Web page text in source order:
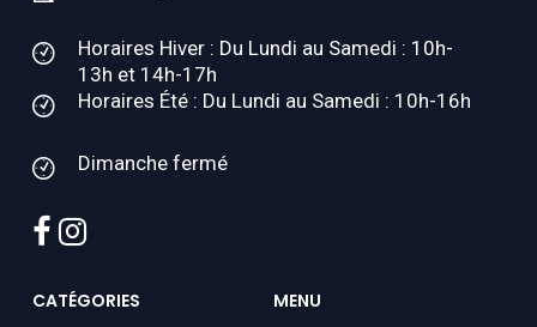
Horaires Hiver : Du Lundi au Samedi : 10h-
13h et 14h-17h
Horaires Été : Du Lundi au Samedi : 10h-16h
Dimanche fermé
facebook
instagram
CATÉGORIES MENU